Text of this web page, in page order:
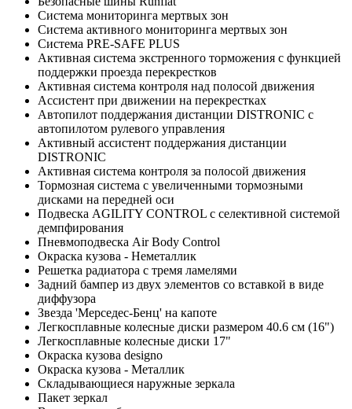
Система мониторинга мертвых зон
Система активного мониторинга мертвых зон
Система PRE-SAFE PLUS
Активная система экстренного торможения с функцией
поддержки проезда перекрестков
Активная система контроля над полосой движения
Ассистент при движении на перекрестках
Автопилот поддержания дистанции DISTRONIC с
автопилотом рулевого управления
Активный ассистент поддержания дистанции
DISTRONIC
Активная система контроля за полосой движения
Тормозная система с увеличенными тормозными
дисками на передней оси
Подвеска AGILITY CONTROL с селективной системой
демпфирования
Пневмоподвеска Air Body Control
Окраска кузова - Неметаллик
Решетка радиатора с тремя ламелями
Задний бампер из двух элементов со вставкой в виде
диффузора
Звезда 'Мерседес-Бенц' на капоте
Легкосплавные колесные диски размером 40.6 см (16")
Легкосплавные колесные диски 17"
Окраска кузова designo
Окраска кузова - Металлик
Складывающиеся наружные зеркала
Пакет зеркал